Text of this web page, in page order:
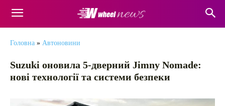
Головна » Автоновини
Suzuki оновила 5-дверний Jimny Nomade:
нові технології та системи безпеки